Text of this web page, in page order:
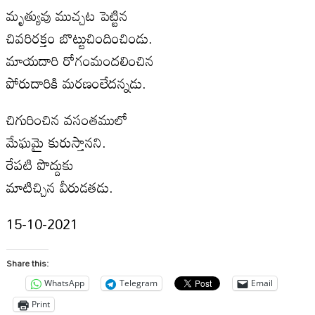
మృత్యువు ముచ్చట పెట్టిన
చివరిరక్తం బొట్టుచిందించిండు.
మాయదారి రోగంమందలించిన
పోరుదారికి మరణంలేదన్నడు.
చిగురించిన వసంతములో
మేఘమై కురుస్తానని.
రేపటి పొద్దుకు
మాటిచ్చిన వీరుడతడు.
15-10-2021
Share this:
WhatsApp Telegram
Email
Print